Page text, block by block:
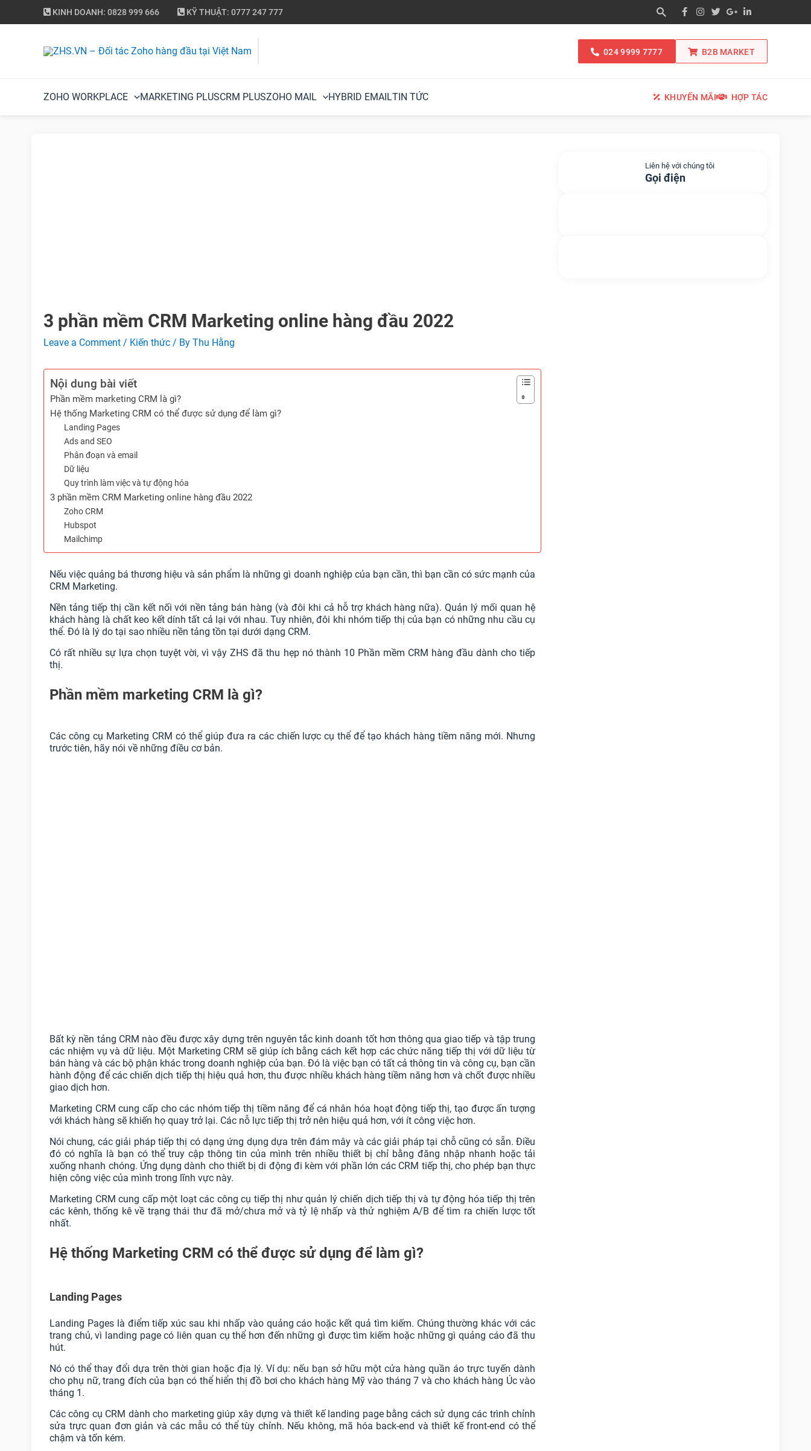
KINH DOANH: 0828 999 666 KỸ THUẬT: 0777 247 777
024 9999 7777 B2B MARKET
ZOHO WORKPLACE MARKETING PLUSCRM PLUSZOHO MAIL HYBRID EMAILTIN TỨC KHUYẾN MÃI HỢP TÁC
3 phần mềm CRM Marketing online hàng đầu 2022
Leave a Comment / Kiến thức / By Thu Hằng
Nội dung bài viết
Phần mềm marketing CRM là gì?
Hệ thống Marketing CRM có thể được sử dụng để làm gì?
Landing Pages
Ads and SEO
Phân đoạn và email
Dữ liệu
Quy trình làm việc và tự động hóa
3 phần mềm CRM Marketing online hàng đầu 2022
Zoho CRM
Hubspot
Mailchimp
Nếu việc quảng bá thương hiệu và sản phẩm là những gì doanh nghiệp của bạn cần, thì bạn cần có sức mạnh của
CRM Marketing.
Nền tảng tiếp thị cần kết nối với nền tảng bán hàng (và đôi khi cả hỗ trợ khách hàng nữa). Quản lý mối quan hệ
khách hàng là chất keo kết dính tất cả lại với nhau. Tuy nhiên, đôi khi nhóm tiếp thị của bạn có những nhu cầu cụ
thể. Đó là lý do tại sao nhiều nền tảng tồn tại dưới dạng CRM.
Có rất nhiều sự lựa chọn tuyệt vời, vì vậy ZHS đã thu hẹp nó thành 10 Phần mềm CRM hàng đầu dành cho tiếp
thị.
Phần mềm marketing CRM là gì?
Các công cụ Marketing CRM có thể giúp đưa ra các chiến lược cụ thể để tạo khách hàng tiềm năng mới. Nhưng
trước tiên, hãy nói về những điều cơ bản.
Bất kỳ nền tảng CRM nào đều được xây dựng trên nguyên tắc kinh doanh tốt hơn thông qua giao tiếp và tập trung
các nhiệm vụ và dữ liệu. Một Marketing CRM sẽ giúp ích bằng cách kết hợp các chức năng tiếp thị với dữ liệu từ
bán hàng và các bộ phận khác trong doanh nghiệp của bạn. Đó là việc bạn có tất cả thông tin và công cụ, bạn cần
hành động để các chiến dịch tiếp thị hiệu quả hơn, thu được nhiều khách hàng tiềm năng hơn và chốt được nhiều
giao dịch hơn.
Marketing CRM cung cấp cho các nhóm tiếp thị tiềm năng để cá nhân hóa hoạt động tiếp thị, tạo được ấn tượng
với khách hàng sẽ khiến họ quay trở lại. Các nỗ lực tiếp thị trở nên hiệu quả hơn, với ít công việc hơn.
Nói chung, các giải pháp tiếp thị có dạng ứng dụng dựa trên đám mây và các giải pháp tại chỗ cũng có sẵn. Điều
đó có nghĩa là bạn có thể truy cập thông tin của mình trên nhiều thiết bị chỉ bằng đăng nhập nhanh hoặc tải
xuống nhanh chóng. Ứng dụng dành cho thiết bị di động đi kèm với phần lớn các CRM tiếp thị, cho phép bạn thực
hiện công việc của mình trong lĩnh vực này.
Marketing CRM cung cấp một loạt các công cụ tiếp thị như quản lý chiến dịch tiếp thị và tự động hóa tiếp thị trên
các kênh, thống kê về trạng thái thư đã mở/chưa mở và tỷ lệ nhấp và thử nghiệm A/B để tìm ra chiến lược tốt
nhất.
Hệ thống Marketing CRM có thể được sử dụng để làm gì?
Landing Pages
Landing Pages là điểm tiếp xúc sau khi nhấp vào quảng cáo hoặc kết quả tìm kiếm. Chúng thường khác với các
trang chủ, vì landing page có liên quan cụ thể hơn đến những gì được tìm kiếm hoặc những gì quảng cáo đã thu
hút.
Nó có thể thay đổi dựa trên thời gian hoặc địa lý. Ví dụ: nếu bạn sở hữu một cửa hàng quần áo trực tuyến dành
cho phụ nữ, trang đích của bạn có thể hiển thị đồ bơi cho khách hàng Mỹ vào tháng 7 và cho khách hàng Úc vào
tháng 1.
Các công cụ CRM dành cho marketing giúp xây dựng và thiết kế landing page bằng cách sử dụng các trình chỉnh
sửa trực quan đơn giản và các mẫu có thể tùy chỉnh. Nếu không, mã hóa back-end và thiết kế front-end có thể
chậm và tốn kém.
Liên hệ với chúng tôi
Gọi điện